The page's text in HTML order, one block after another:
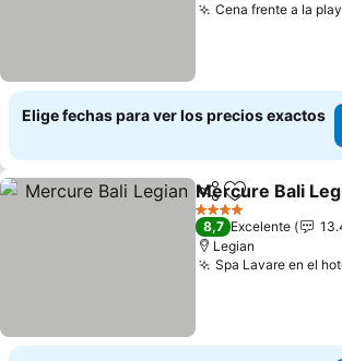
Cena frente a la
Elige fechas para ver los precios exactos
CompartirAgregar a
Mercure Bali
4 Estrellas
8,7 Excelente
Legian
Spa Lavare en el